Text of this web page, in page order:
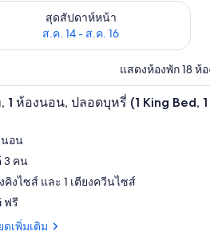
7 - ส.ค. 9สุดสัปดาห์หน้า
ส.ค. 14 - ส.ค. 16
อบจำนวนห้องพักว่างในสุดสัปดาห์หน้า
แสดงห้องพัก 18 ห้อ
เตารีด/โต๊ะรีดผ้า,
1 ห้องนอน, ปลอดบุหรี่ (1 King Bed,
นอน
3 คน
งคิงไซส์ และ 1 เตียงควีนไซส์
ฟรี
ดเพิ่มเติม